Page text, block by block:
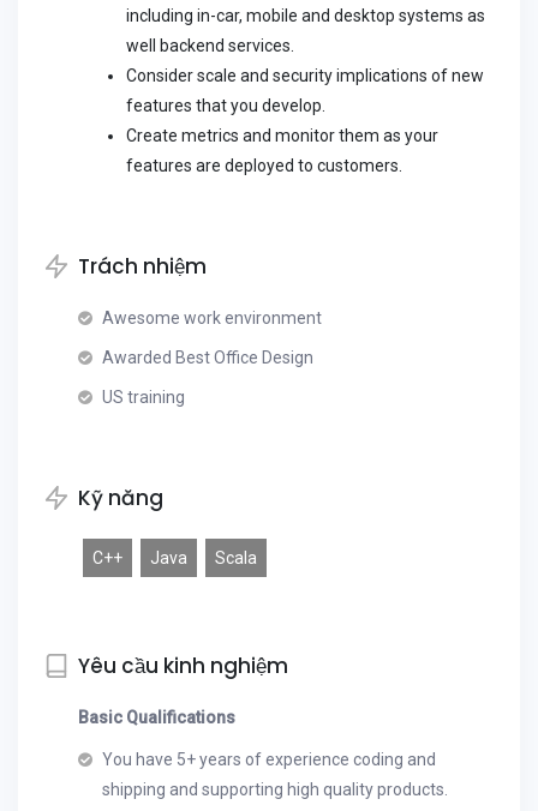
including in-car, mobile and desktop systems as
well backend services.
Consider scale and security implications of new
features that you develop.
Create metrics and monitor them as your
features are deployed to customers.
Trách nhiệm
Awesome work environment
Awarded Best Office Design
US training
Kỹ năng
C++ Java Scala
Yêu cầu kinh nghiệm
Basic Qualifications
You have 5+ years of experience coding and
shipping and supporting high quality products.